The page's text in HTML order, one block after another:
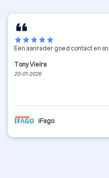
starstarstarstarstar
Een aanrader goed contact en
Tony Vieira
20-01-2026
iFago